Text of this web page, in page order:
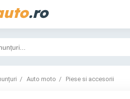
.ro
Auto moto Piese si accesorii